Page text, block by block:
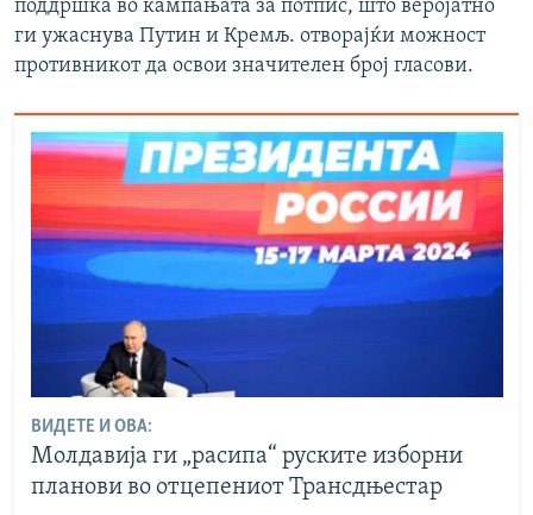
поддршка во кампањата за потпис, што веројатно
ги ужаснува Путин и Кремљ. отворајќи можност
противникот да освои значителен број гласови.
ВИДЕТЕ И ОВА:
Молдавија ги „расипа“ руските изборни
планови во отцепениот Трансдњестар